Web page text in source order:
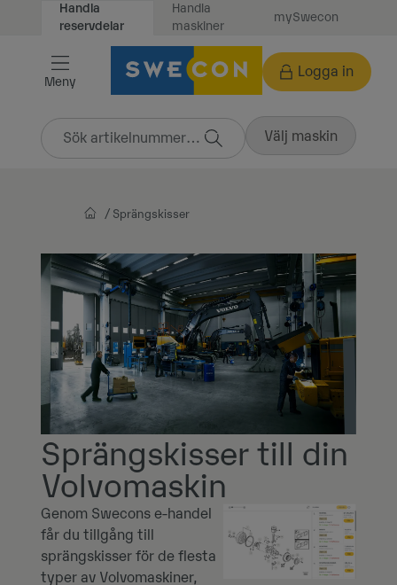
Vidare
innehåll
Handla
reservdelar
Handla
maskiner
mySwecon
Meny
Logga in
Välj maskin
Sprängskisser
Sprängskisser till din
Volvomaskin
Genom Swecons e-handel
får du tillgång till
sprängskisser för de flesta
typer av Volvomaskiner,